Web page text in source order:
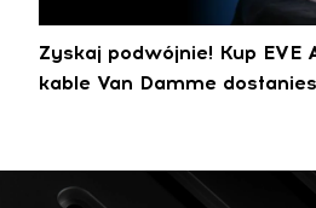
Zyskaj podwójnie! Kup EVE
kable Van Damme